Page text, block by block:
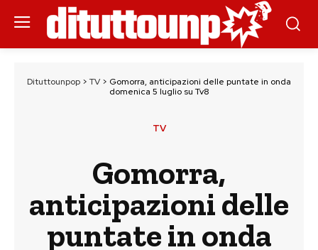
Dituttounpop > TV > Gomorra, anticipazioni delle puntate in onda
domenica 5 luglio su Tv8
TV
Gomorra,
anticipazioni delle
puntate in onda